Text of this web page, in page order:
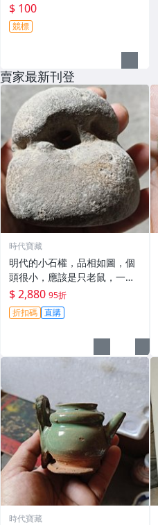
$ 100
競標
賣家最新刊登
時代寶藏
明代的小石權，品相如圖，個
頭很小，應該是只老鼠，一邊
有磕，其他沒問題，帶動物-12
2
$ 2,880 95折
折扣碼 直購
時代寶藏